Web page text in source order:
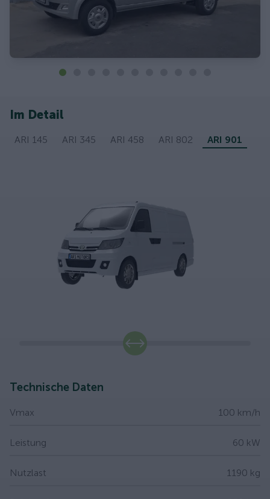
Im Detail
ARI 145 ARI 345 ARI 458 ARI 802 ARI 901
Technische Daten
Vmax 100 km/h
Leistung 60 kW
Nutzlast 1190 kg